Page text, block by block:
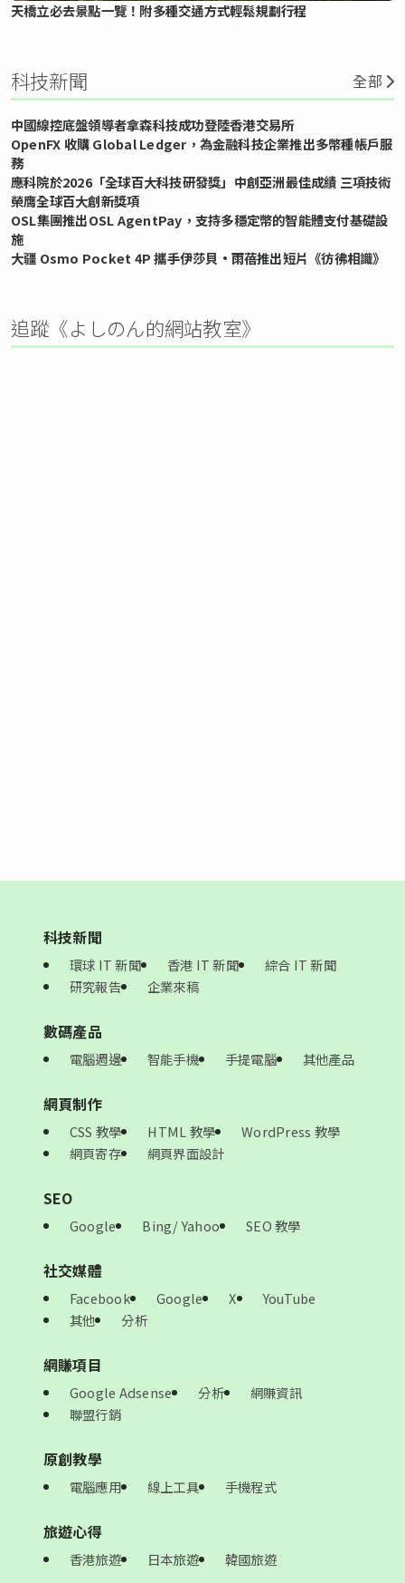
天橋立必去景點一覽！附多種交通方式輕鬆規劃行程
科技新聞 全部
中國線控底盤領導者拿森科技成功登陸香港交易所
OpenFX 收購 Global Ledger，為金融科技企業推出多幣種帳戶服
務
應科院於2026「全球百大科技研發獎」中創亞洲最佳成績 三項技術
榮膺全球百大創新獎項
OSL集團推出OSL AgentPay，支持多穩定幣的智能體支付基礎設
施
大疆 Osmo Pocket 4P 攜手伊莎貝•雨蓓推出短片《彷彿相識》
追蹤《よしのん的網站教室》
科技新聞
環球 IT 新聞 香港 IT 新聞
綜合 IT 新聞
研究報告
企業來稿
數碼產品
電腦週邊 智能手機 手提電腦 其他產品
網頁制作
CSS 教學 HTML 教學
WordPress 教學
網頁寄存
網頁界面設計
SEO
Google Bing/ Yahoo SEO 教學
社交媒體
Facebook Google X
YouTube
其他
分析
網賺項目
Google Adsense 分析
網賺資訊
聯盟行銷
原創教學
電腦應用 線上工具 手機程式
旅遊心得
香港旅遊 日本旅遊 韓國旅遊